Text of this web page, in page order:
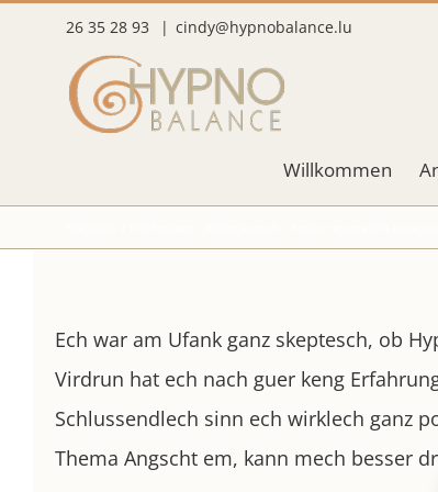
26 35 28 93 | cindy@hypnobalance.lu
Willkommen
Ech war am Ufank ganz skeptesch, ob
Virdrun hat ech nach guer keng
Schlussendlech sinn ech wirklech ganz
Thema Angscht em, kann mech besser